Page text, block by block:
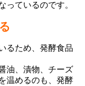
っているのです。
るため、発酵食品
油、漬物、チーズ
温めるのも、発酵